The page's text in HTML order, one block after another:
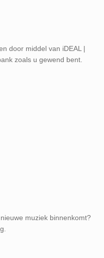
door middel van iDEAL |
zoals u gewend bent.
muziek binnenkomt?